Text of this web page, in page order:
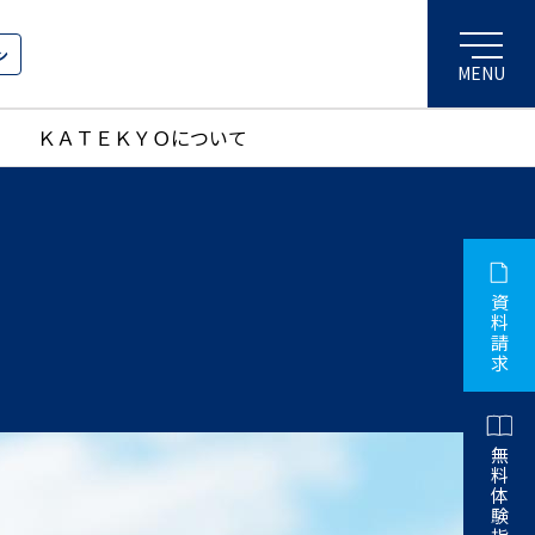
ＫＡＴＥＫＹＯについて
資
料
請
求
無
料
体
験